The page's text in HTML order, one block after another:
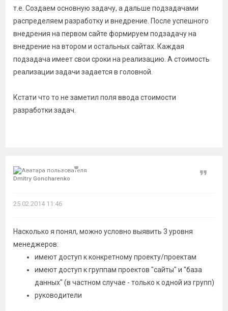
т.е. Создаем основную задачу, а дальше подзадачами
распределяем разработку и внедрение. После успешного
внедрения на первом сайте формируем подзадачу на
внедрение на втором и остальных сайтах. Каждая
подзадача имеет свои сроки на реализацию. А стоимость
реализации задачи задается в головной.
Кстати что то не заметил поля ввода стоимости
разработки задач.
Dmitry Goncharenko
Цитата
25.02.2014 11:46
Насколько я понял, можно условно выявить 3 уровня
менеджеров:
имеют доступ к конкретному проекту/проектам
имеют доступ к группам проектов "сайты" и "база
данных" (в частном случае - только к одной из групп)
руководители